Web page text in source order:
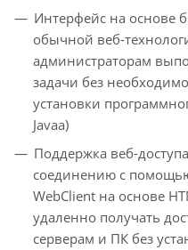
Интерфейс на основе
обычной веб-
администраторам
задачи без
установки
Javaa)
Поддержка веб-
соединению с
WebClient на основе
удаленно получать
серверам и ПК без